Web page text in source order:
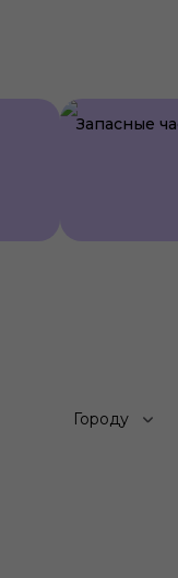
Запасные
Городу